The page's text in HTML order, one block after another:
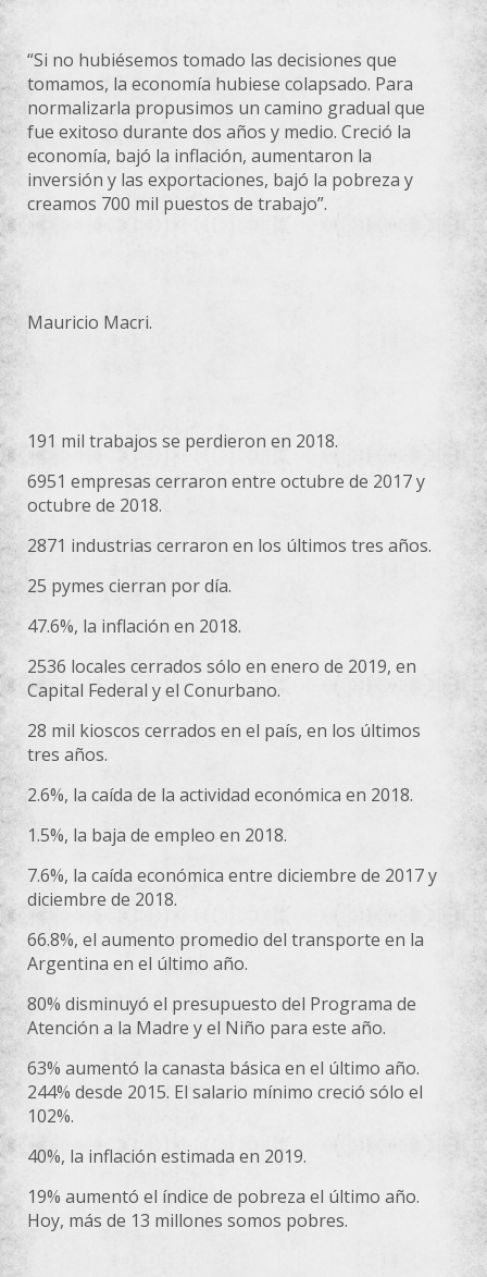
“Si no hubiésemos tomado las decisiones que
tomamos, la economía hubiese colapsado. Para
normalizarla propusimos un camino gradual que
fue exitoso durante dos años y medio. Creció la
economía, bajó la inflación, aumentaron la
inversión y las exportaciones, bajó la pobreza y
creamos 700 mil puestos de trabajo”.
Mauricio Macri.
191 mil trabajos se perdieron en 2018.
6951 empresas cerraron entre octubre de 2017 y
octubre de 2018.
2871 industrias cerraron en los últimos tres años.
25 pymes cierran por día.
47.6%, la inflación en 2018.
2536 locales cerrados sólo en enero de 2019, en
Capital Federal y el Conurbano.
28 mil kioscos cerrados en el país, en los últimos
tres años.
2.6%, la caída de la actividad económica en 2018.
1.5%, la baja de empleo en 2018.
7.6%, la caída económica entre diciembre de 2017 y
diciembre de 2018.
66.8%, el aumento promedio del transporte en la
Argentina en el último año.
80% disminuyó el presupuesto del Programa de
Atención a la Madre y el Niño para este año.
63% aumentó la canasta básica en el último año.
244% desde 2015. El salario mínimo creció sólo el
102%.
40%, la inflación estimada en 2019.
19% aumentó el índice de pobreza el último año.
Hoy, más de 13 millones somos pobres.